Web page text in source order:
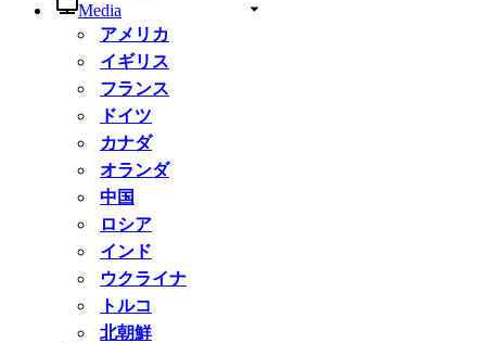
Media
アメリカ
イギリス
フランス
ドイツ
カナダ
オランダ
中国
ロシア
インド
ウクライナ
トルコ
北朝鮮